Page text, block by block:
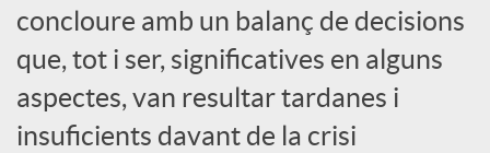
d
o
concloure amb un balanç de decisions
que, tot i ser, significatives en alguns
aspectes, van resultar tardanes i
insuficients davant de la crisi